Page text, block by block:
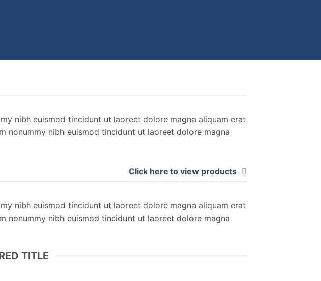
nibh euismod tincidunt ut laoreet dolore magna aliquam erat
nonummy nibh euismod tincidunt ut laoreet dolore magna
Click here to view products
nibh euismod tincidunt ut laoreet dolore magna aliquam erat
nonummy nibh euismod tincidunt ut laoreet dolore magna
TITLE